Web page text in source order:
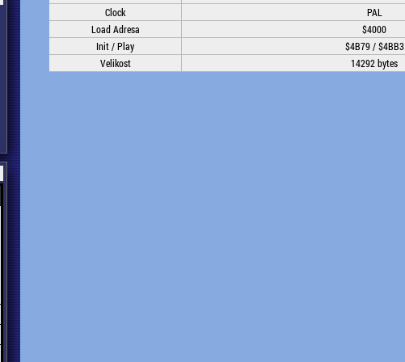
Clock
PAL
Load Adresa
$4000
Init / Play
$4B79 / $4BB3
Velikost
14292 bytes